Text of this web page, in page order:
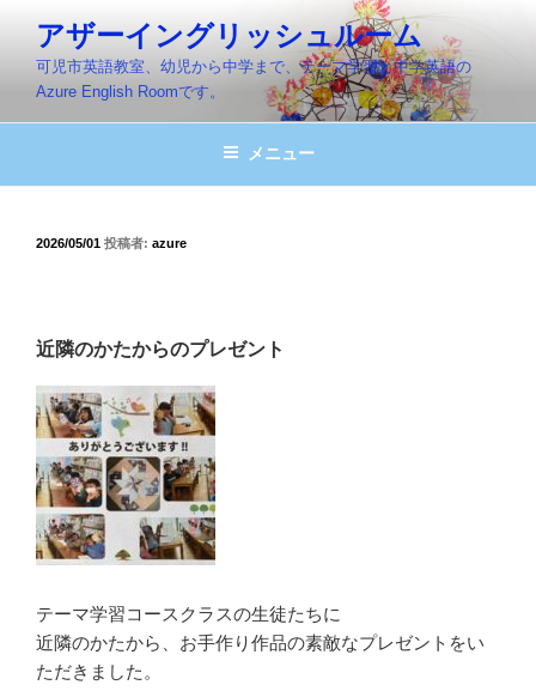
ツ
ス
アザーイングリッシュルーム
可児市英語教室、幼児から中学まで、テーマ学習と中学英語の
Azure English Roomです。
メニュー
投
2026/05/01 投稿者: azure
近隣のかたからのプレゼント
テーマ学習コースクラスの生徒たちに
近隣のかたから、お手作り作品の素敵なプレゼントをい
ただきました。